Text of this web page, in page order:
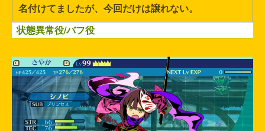
名付けてましたが、今回だけは譲れない。
状態異常役/バフ役